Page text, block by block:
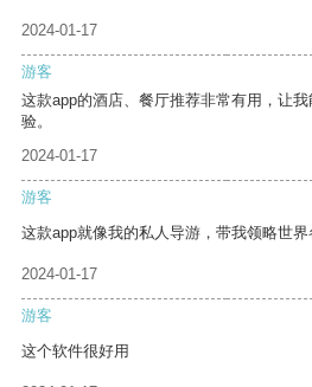
2024-01-17
游客
这款app的酒店、餐厅推荐非常有用，让
验。
2024-01-17
游客
这款app就像我的私人导游，带我领略世界
2024-01-17
游客
这个软件很好用